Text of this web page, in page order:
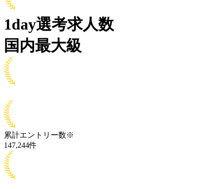
1day選考求人数
国内最大級
累計エントリー数※
147,244件